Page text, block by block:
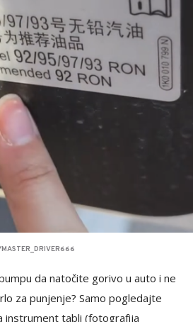
da natočite gorivo u auto i ne
za punjenje? Samo pogledajte
instrument tabli (fotografija